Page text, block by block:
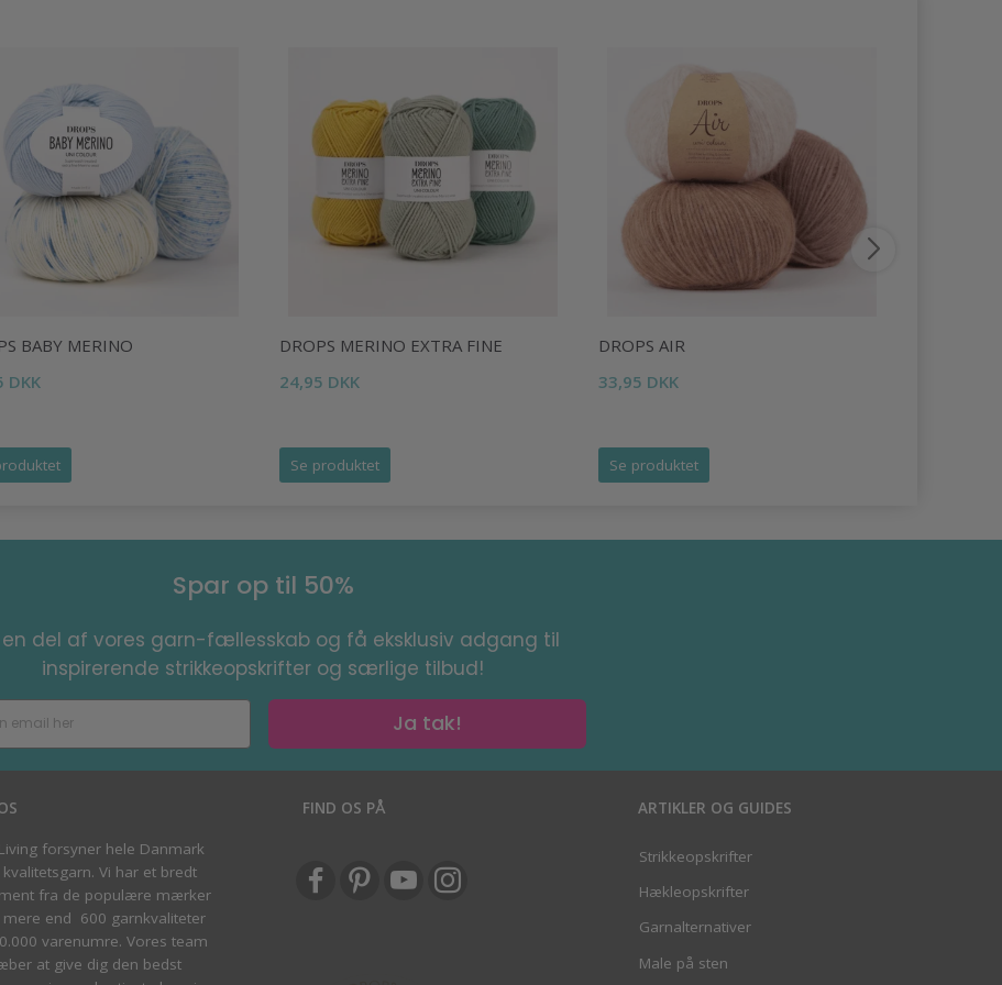
BABY MERINO
DKK
DROPS MERINO EXTRA FINE
24,95 DKK
Se produktet
DROPS AIR
33,95 DKK
Se produktet
Spar op til 50%
en del af vores garn-fællesskab og få eksklusiv adgang til
inspirerende strikkeopskrifter og særlige tilbud!
Ja tak!
forsyner hele Danmark
Vi har et bredt
fra de populære mærker
mere end 600 garnkvaliteter
varenumre. Vores team
at give dig den bedst
FIND OS PÅ ARTIKLER OG GUIDES
Strikkeopskrifter
Hækleopskrifter
Garnalternativer
Male på sten